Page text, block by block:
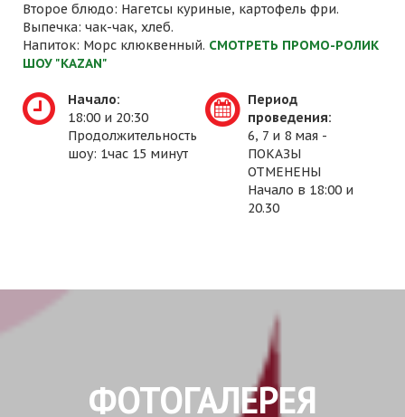
Второе блюдо: Нагетсы куриные, картофель фри.
Выпечка: чак-чак, хлеб.
Напиток: Морс клюквенный. СМОТРЕТЬ ПРОМО-РОЛИК
ШОУ "KAZAN"
Начало:
18:00 и 20:30
Продолжительность
шоу: 1час 15 минут
Период
проведения:
6, 7 и 8 мая -
ПОКАЗЫ
ОТМЕНЕНЫ
Начало в 18:00 и
20.30
ФОТОГАЛЕРЕЯ